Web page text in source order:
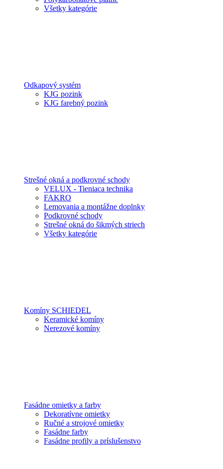
Všetky kategórie
Odkapový systém
KJG pozink
KJG farebný pozink
Strešné okná a podkrovné schody
VELUX - Tieniaca technika
FAKRO
Lemovania a montážne doplnky
Podkrovné schody
Strešné okná do šikmých striech
Všetky kategórie
Komíny SCHIEDEL
Keramické komíny
Nerezové komíny
Fasádne omietky a farby
Dekoratívne omietky
Ručné a strojové omietky
Fasádne farby
Fasádne profily a príslušenstvo